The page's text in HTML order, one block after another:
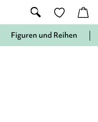
Figuren und Reihen